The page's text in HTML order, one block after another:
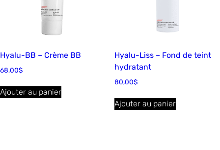
Hyalu-BB – Crème BB
68,00$
Ajouter au panier
Hyalu-Liss – Fond de teint
hydratant
80,00$
Ajouter au panier